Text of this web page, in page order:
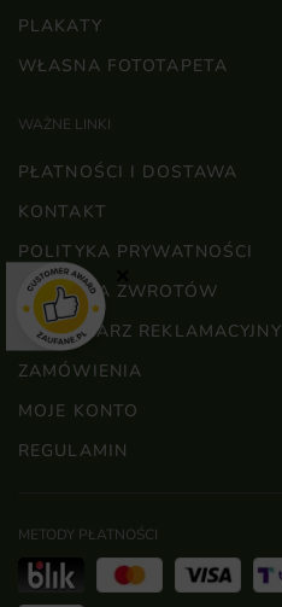
PLAKATY
WŁASNA FOTOTAPETA
WAŻNE LINKI
PŁATNOŚCI I DOSTAWA
KONTAKT
POLITYKA PRYWATNOŚCI
POLITYKA ZWROTÓW
FORMULARZ REKLAMACYJNY
ZAMÓWIENIA
MOJE KONTO
REGULAMIN
METODY PŁATNOŚCI